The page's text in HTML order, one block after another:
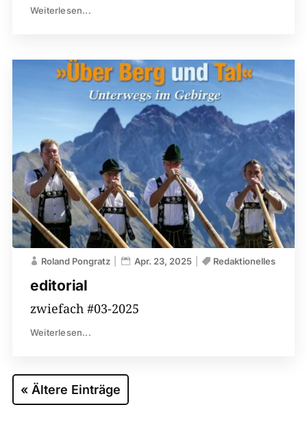
Weiterlesen...
editorial
Roland Pongratz Apr. 23, 2025 Redaktionelles
zwiefach #03-2025
Weiterlesen...
« Ältere Einträge